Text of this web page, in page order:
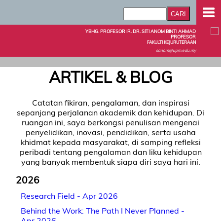
YBHG. PROFESOR IR. DR. SITI ANOM BINTI AHMAD
PROFESOR
FAKULTI KEJURUTERAAN
sanom@upm.edu.my
ARTIKEL & BLOG
Catatan fikiran, pengalaman, dan inspirasi
sepanjang perjalanan akademik dan kehidupan. Di
ruangan ini, saya berkongsi penulisan mengenai
penyelidikan, inovasi, pendidikan, serta usaha
khidmat kepada masyarakat, di samping refleksi
peribadi tentang pengalaman dan liku kehidupan
yang banyak membentuk siapa diri saya hari ini.
2026
Research Field - Apr 2026
Behind the Work: The Path I Never Planned -